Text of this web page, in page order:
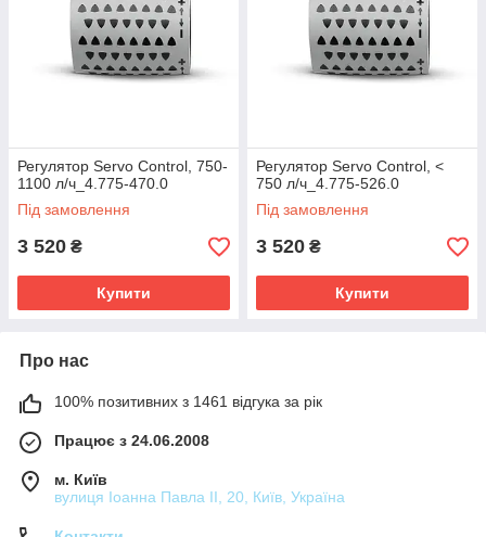
Регулятор Servo Control, 750-
1100 л/ч_4.775-470.0
Під замовлення
3 520 ₴
Купити
Регулятор Servo Control, <
750 л/ч_4.775-526.0
Під замовлення
3 520 ₴
Купити
Про нас
100% позитивних з 1461 відгука за рік
Працює з 24.06.2008
м. Київ
вулиця Іоанна Павла ІІ, 20, Київ, Україна